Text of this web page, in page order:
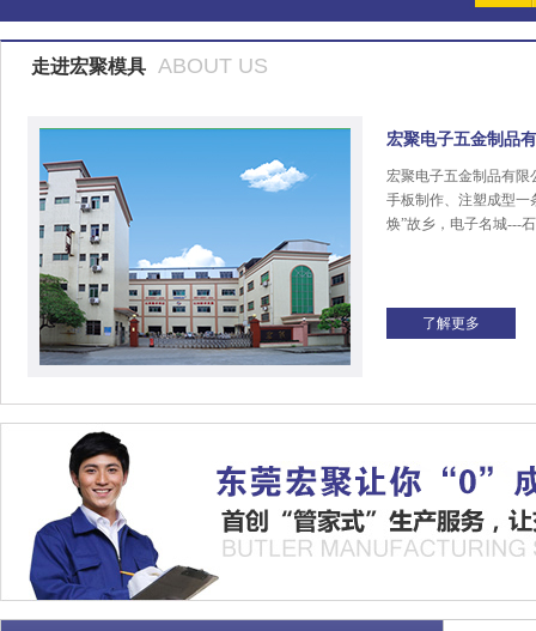
走进宏聚模具 ABOUT US
宏聚电子五金制品
宏聚电子五金制品有限
手板制作、注塑成型一
焕”故乡，电子名城---
了解更多